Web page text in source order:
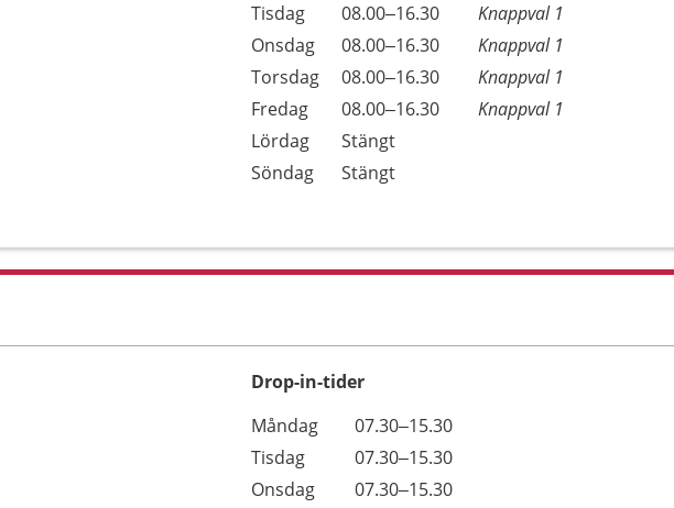
Tisdag
08.00–16.30
Knappval 1
Onsdag
08.00–16.30
Knappval 1
Torsdag
08.00–16.30
Knappval 1
Fredag
08.00–16.30
Knappval 1
Lördag
Stängt
Söndag
Stängt
Drop-in-tider
Måndag
07.30–15.30
Tisdag
07.30–15.30
Onsdag
07.30–15.30